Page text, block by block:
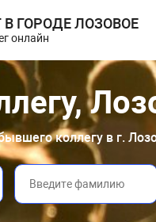
ГОРОДЕ ЛОЗОВОЕ
онлайн
коллегу в г.